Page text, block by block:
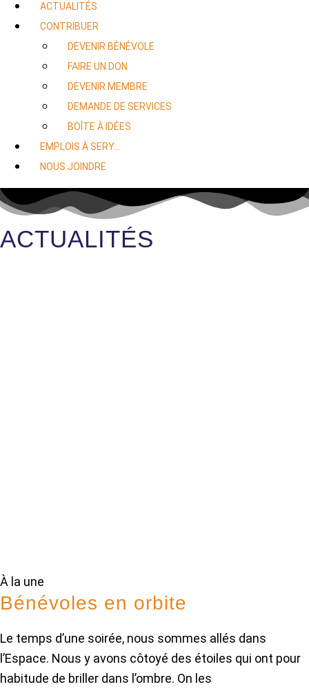
ACTUALITÉS
CONTRIBUER
DEVENIR BÉNÉVOLE
FAIRE UN DON
DEVENIR MEMBRE
DEMANDE DE SERVICES
BOÎTE À IDÉES
EMPLOIS À SERY…
NOUS JOINDRE
ACTUALITÉS
À la une
Bénévoles en orbite
Le temps d’une soirée, nous sommes allés dans
l’Espace. Nous y avons côtoyé des étoiles qui ont pour
habitude de briller dans l’ombre. On les